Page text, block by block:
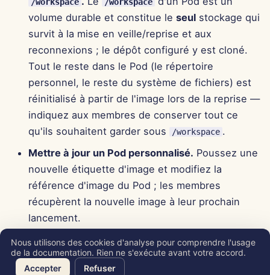
18 sept. 2023
8 sept. 2023
/workspace /workspace
volume durable et constitue le seulstockage qui
survit à la mise en veille/reprise et aux
reconnexions ; le dépôt configuré y est cloné.
Tout le reste dans le Pod (le répertoire
personnel, le reste du système de fichiers) est
réinitialisé à partir de l'image lors de la reprise —
indiquez aux membres de conserver tout ce
qu'ils souhaitent garder sous
/workspace .
Mettre à jour un Pod personnalisé. Poussez une
nouvelle étiquette d'image et modifiez la
référence d'image du Pod ; les membres
récupèrent la nouvelle image à leur prochain
lancement.
Copyright © 2026 SkyDeck AI Inc.
Nous utilisons des cookies d'analyse pour comprendre l'usage
de la documentation. Rien ne s'exécute avant votre accord.
Accepter
Refuser